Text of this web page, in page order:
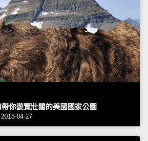
你遊覽壯闊的美國國家公園
04-27